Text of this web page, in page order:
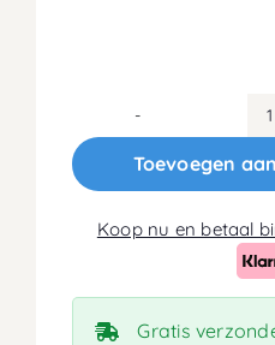
Toevoegen
Koop nu en betaal
Gratis